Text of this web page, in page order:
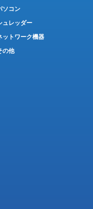
ソコン
ュレッダー
ットワーク機器
の他